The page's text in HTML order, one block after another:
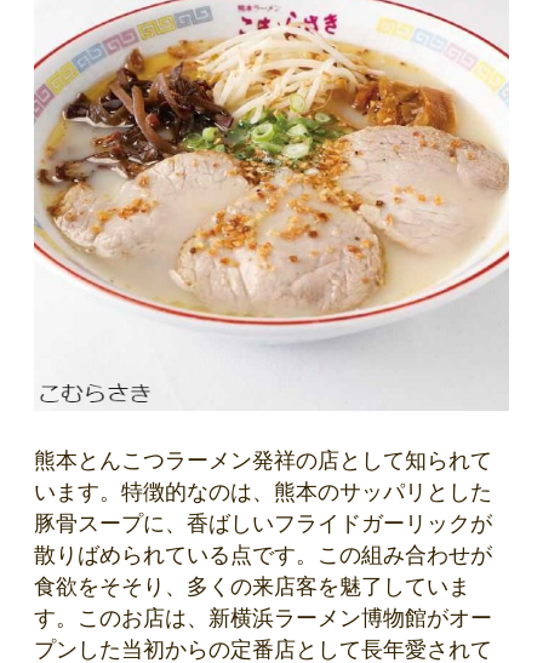
熊本とんこつラーメン発祥の店として知られて
います。特徴的なのは、熊本のサッパリとした
豚骨スープに、香ばしいフライドガーリックが
散りばめられている点です。この組み合わせが
食欲をそそり、多くの来店客を魅了していま
す。このお店は、新横浜ラーメン博物館がオー
プンした当初からの定番店として長年愛されて